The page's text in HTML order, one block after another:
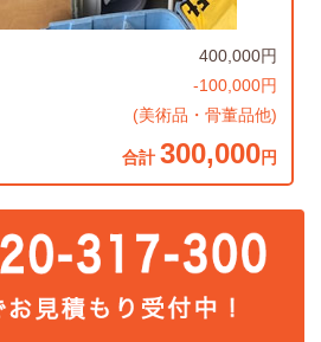
400,000円
-100,000円
(美術品・骨董品他)
合計300,000円